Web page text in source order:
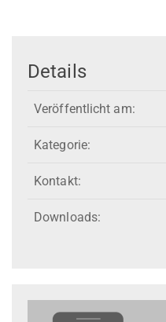
Details
Veröffentlicht am:
Kategorie:
Kontakt:
Downloads: